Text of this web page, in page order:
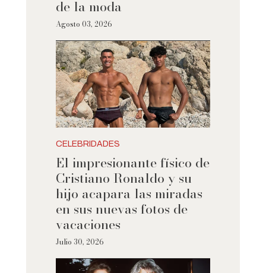
de la moda
Agosto 03, 2026
CELEBRIDADES
El impresionante físico de
Cristiano Ronaldo y su
hijo acapara las miradas
en sus nuevas fotos de
vacaciones
Julio 30, 2026